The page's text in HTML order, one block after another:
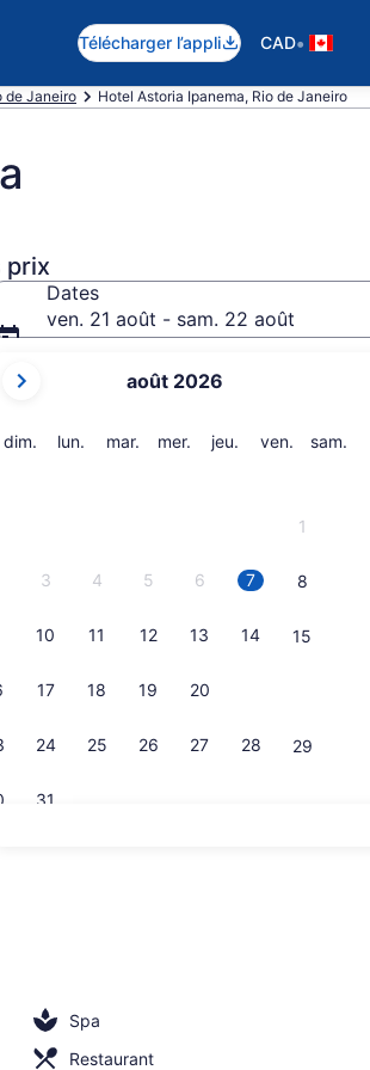
Télécharger l’appli CAD•
de Janeiro Hotel Astoria Ipanema, Rio de Janeiro
prix
Dates
ven. 21 août - sam. 22 août
mois
sont
août 2026
dim. dimanche
lun. lundimar. mardi
mer. mercredi
jeu. jeudiven. vendredi
sam.
1
3 4 5 6 7 8
10 11 12 13 14 15
17 18 19 20
24 25 26 27 28 29
31
Spa
Restaurant